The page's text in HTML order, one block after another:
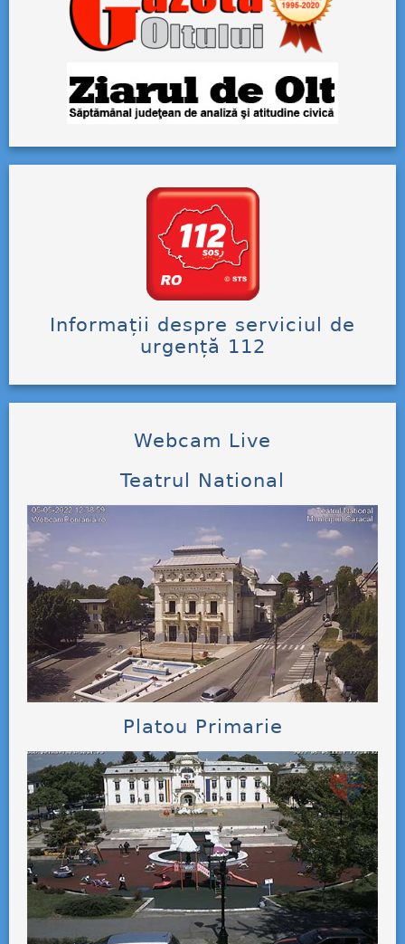
Informații despre serviciul de
urgență 112
Webcam Live
Teatrul National
Platou Primarie